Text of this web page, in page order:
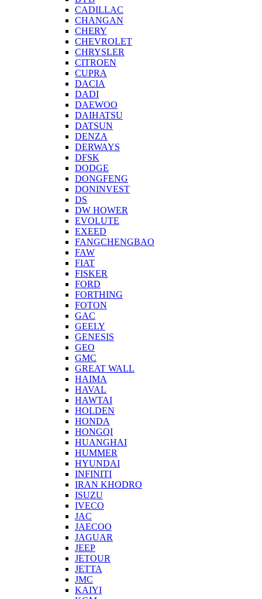
CADILLAC
CHANGAN
CHERY
CHEVROLET
CHRYSLER
CITROEN
CUPRA
DACIA
DADI
DAEWOO
DAIHATSU
DATSUN
DENZA
DERWAYS
DFSK
DODGE
DONGFENG
DONINVEST
DS
DW HOWER
EVOLUTE
EXEED
FANGCHENGBAO
FAW
FIAT
FISKER
FORD
FORTHING
FOTON
GAC
GEELY
GENESIS
GEO
GMC
GREAT WALL
HAIMA
HAVAL
HAWTAI
HOLDEN
HONDA
HONGQI
HUANGHAI
HUMMER
HYUNDAI
INFINITI
IRAN KHODRO
ISUZU
IVECO
JAC
JAECOO
JAGUAR
JEEP
JETOUR
JETTA
JMC
KAIYI